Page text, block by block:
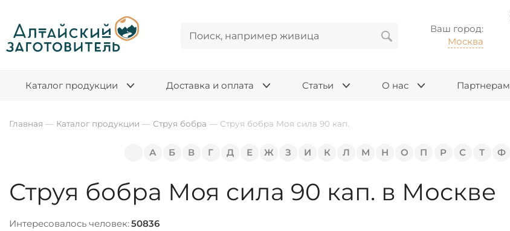
Ваш город:
Москва
Каталог продукции Доставка и оплата Статьи О нас Партнерам
Главная — Каталог продукции — Струя бобра — Струя бобра Моя сила 90 кап.
А Б В Г Д Е Ж З И К Л М Н О П Р С Т Ф
Струя бобра Моя сила 90 кап. в Москве
Интересовалось человек:50836